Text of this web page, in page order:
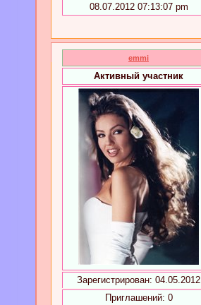
08.07.2012 07:13:07 pm
emmi
Активный участник
Зарегистрирован: 04.05.2012
Приглашений: 0